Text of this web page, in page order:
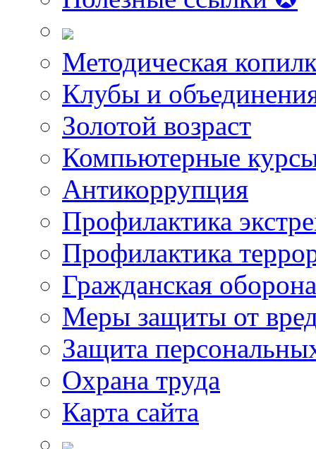
Методическая
Клубы и
Золотой возраст
Компьютерные
Антикоррупция
Профилактика
Профилактика
Гражданская оборона
Меры защиты от
Защита
Охрана труда
Карта сайта